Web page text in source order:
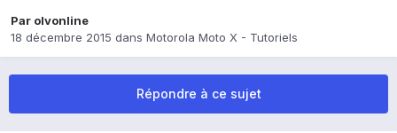
Par olvonline
18 décembre 2015 dans Motorola Moto X - Tutoriels
Répondre à ce sujet